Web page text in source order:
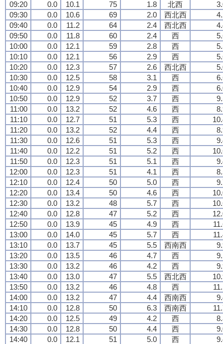
09:20
0.0 10.1 75 1.8 北西
09:30
0.0 10.6 69 2.0 西北西
09:40
0.0 11.2 64 2.4 西北西
09:50
0.0 11.8 60 2.4 西
10:00
0.0 12.1 59 2.8 西
10:10
0.0 12.1 56 2.9 西
10:20
0.0 12.3 57 2.6 西北西
10:30
0.0 12.5 58 3.1 西
10:40
0.0 12.9 54 2.9 西
10:50
0.0 12.9 52 3.7 西
11:00
0.0 13.2 52 4.6 西
11:10
0.0 12.7 51 5.3 西
11:20
0.0 13.2 52 4.4 西
11:30
0.0 12.6 51 5.3 西
11:40
0.0 12.2 51 5.2 西
11:50
0.0 12.3 51 5.1 西
12:00
0.0 12.3 51 4.1 西
12:10
0.0 12.4 50 5.0 西
12:20
0.0 13.4 50 4.6 西
12:30
0.0 13.2 48 5.7 西
12:40
0.0 12.8 47 5.2 西
12:50
0.0 13.9 45 4.9 西
13:00
0.0 14.0 45 5.7 西
13:10
0.0 13.7 45 5.5 西南西
13:20
0.0 13.5 46 4.7 西
13:30
0.0 13.2 46 4.2 西
13:40
0.0 13.0 47 5.5 西北西
13:50
0.0 13.2 46 4.8 西
14:00
0.0 13.2 47 4.4 西南西
14:10
0.0 12.8 50 6.3 西南西
14:20
0.0 12.5 49 4.2 西
14:30
0.0 12.8 50 4.4 西
14:40
0.0 12.1 51 5.0 西